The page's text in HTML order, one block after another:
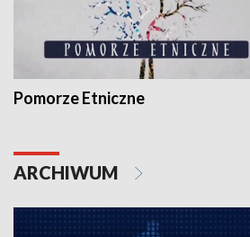
Pomorze Etniczne
ARCHIWUM